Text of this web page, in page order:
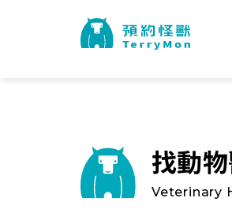
找動
Veterinary